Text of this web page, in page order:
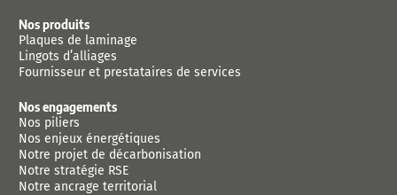
Nos produits
Plaques de laminage
Lingots d’alliages
Fournisseur et prestataires de services
Nos engagements
Nos piliers
Nos enjeux énergétiques
Notre projet de décarbonisation
Notre stratégie RSE
Notre ancrage territorial